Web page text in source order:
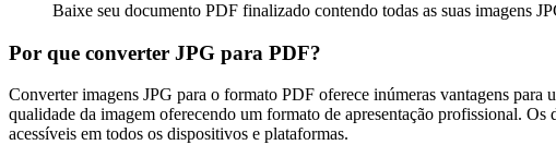
Baixe seu documento PDF finalizado contendo todas as suas imagens
Por que converter JPG para PDF?
Converter imagens JPG para o formato PDF oferece inúmeras vantagens
qualidade da imagem oferecendo um formato de apresentação profissional.
acessíveis em todos os dispositivos e plataformas.